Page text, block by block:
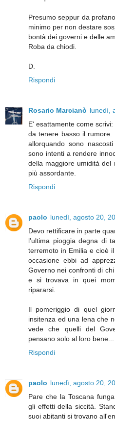
Presumo seppur da
minimo per non destare
bontà dei governi e delle
Roba da chiodi.
D.
Rispondi
Rosario Marcianò lunedì,
E' esattamente come
da tenere basso il rumore.
allorquando sono
sono intenti a rendere
della maggiore umidità del
più assordante.
Rispondi
paolo lunedì, agosto 20,
Devo rettificare in parte
l'ultima pioggia degna di
terremoto in Emilia e cioè
occasione ebbi ad
Governo nei confronti di
e si trovava in quei
ripararsi.
Il pomeriggio di quel
insitenza ed una lena che
vede che quelli del
pensano solo al loro bene...
Rispondi
paolo lunedì, agosto 20,
Pare che la Toscana
gli effetti della siccità.
suoi abitanti si trovano